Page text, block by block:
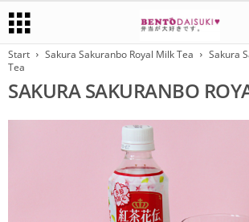
Start Sakura Sakuranbo Royal Milk Tea
Sakura
Tea
SAKURA SAKURANBO